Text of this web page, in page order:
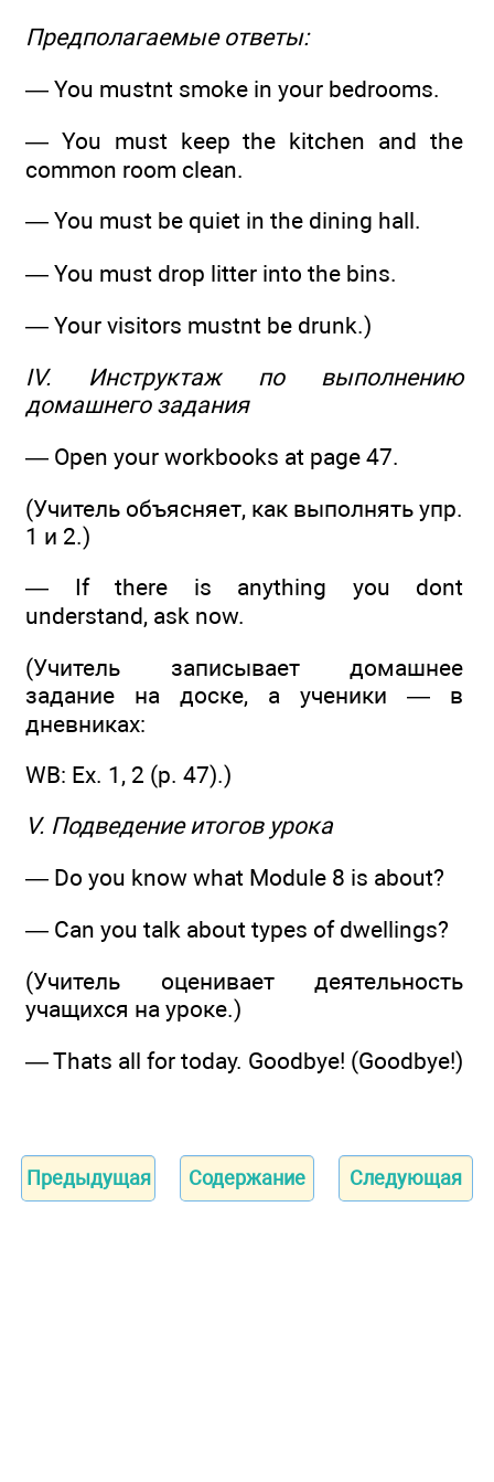
Предполагаемые ответы:
— You mustnt smoke in your bedrooms.
— You must keep the kitchen and the
common room clean.
— You must be quiet in the dining hall.
— You must drop litter into the bins.
— Your visitors mustnt be drunk.)
IV. Инструктаж по выполнению
домашнего задания
— Open your workbooks at page 47.
(Учитель объясняет, как выполнять упр.
1 и 2.)
— If there is anything you dont
understand, ask now.
(Учитель записывает домашнее
задание на доске, а ученики — в
дневниках:
WB: Ex. 1, 2 (р. 47).)
V. Подведение итогов урока
— Do you know what Module 8 is about?
— Can you talk about types of dwellings?
(Учитель оценивает деятельность
учащихся на уроке.)
— Thats all for today. Goodbye! (Goodbye!)
Предыдущая Содержание Следующая